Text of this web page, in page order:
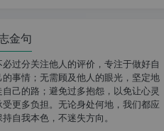
金句
必过分关注他人的评价，专注于做好自
的事情；无需顾及他人的眼光，坚定地
自己的路；避免过多抱怨，以免让心灵
受更多负担。无论身处何地，我们都应
持自我本色，不迷失方向。